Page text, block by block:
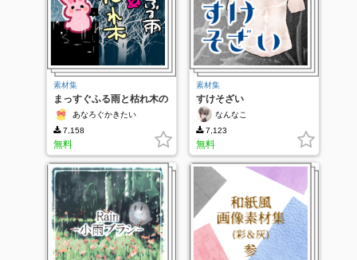
素材集
まっすぐふる雨と枯れ木の
影
あなろぐかきたい
7,158
無料
素材集
すけそざい
なんなこ
7,123
無料